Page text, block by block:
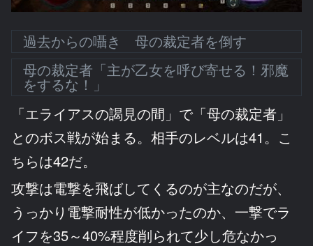
過去からの囁き 母の裁定者を倒す
母の裁定者「主が乙女を呼び寄せる！邪魔
をするな！」
「エライアスの謁見の間」で「母の裁定者」
とのボス戦が始まる。相手のレベルは41。こ
ちらは42だ。
攻撃は電撃を飛ばしてくるのが主なのだが、
うっかり電撃耐性が低かったのか、一撃でラ
イフを35～40%程度削られて少し危なかっ